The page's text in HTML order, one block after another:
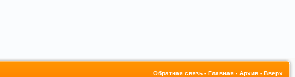
Обратная связь - Главная - Архив - Вверх